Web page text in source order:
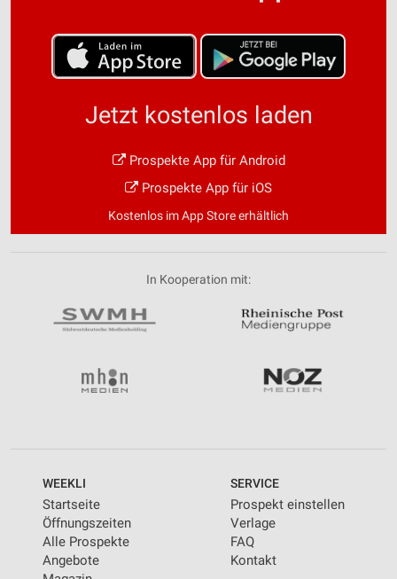
Jetzt kostenlos laden
Prospekte App für Android
Prospekte App für iOS
Kostenlos im App Store erhältlich
In Kooperation mit:
WEEKLI
Startseite
Öffnungszeiten
Alle Prospekte
Angebote
SERVICE
Prospekt einstellen
Verlage
FAQ
Kontakt